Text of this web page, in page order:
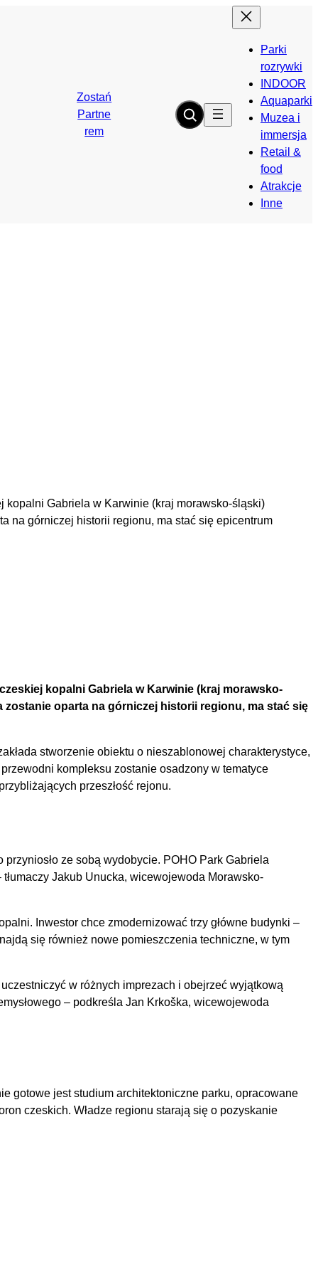
Zostań
Partne
rem
Parki
rozrywki
INDOOR
Aquaparki
Muzea i
immersja
Retail &
food
Atrakcje
Inne
Gabriela w Karwinie (kraj morawsko-śląski)
na górniczej historii regionu, ma stać się epicentrum
kopalni Gabriela w Karwinie (kraj morawsko-
zostanie oparta na górniczej historii regionu, ma stać się
stworzenie obiektu o nieszablonowej charakterystyce,
kompleksu zostanie osadzony w tematyce
przeszłość rejonu.
ze sobą wydobycie. POHO Park Gabriela
Jakub Unucka, wicewojewoda Morawsko-
Inwestor chce zmodernizować trzy główne budynki –
się również nowe pomieszczenia techniczne, w tym
w różnych imprezach i obejrzeć wyjątkową
– podkreśla Jan Krkoška, wicewojewoda
gotowe jest studium architektoniczne parku, opracowane
czeskich. Władze regionu starają się o pozyskanie